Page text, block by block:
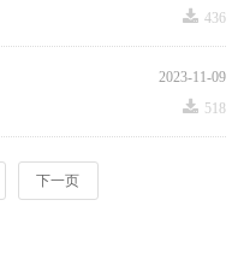
끂 436
2023-11-09
끂 518
下一页